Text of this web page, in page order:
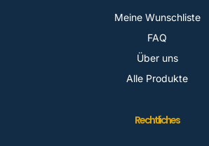
Meine Wunschliste
FAQ
Über uns
Alle Produkte
Rechtliches